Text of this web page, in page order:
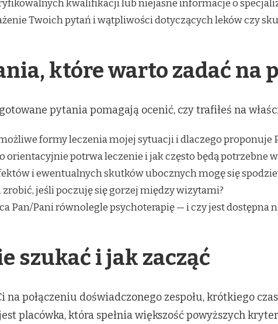
kwalifikacji lub niejasne informacje o
Twoich pytań i wątpliwości dotyczących leków czy
które warto zadać na
pytania pomagają ocenić, czy trafiłeś na
formy leczenia mojej sytuacji i dlaczego proponuje
orientacyjnie potrwa leczenie i jak często będą potrzebne
i ewentualnych skutków ubocznych mogę się
zrobić, jeśli poczuję się gorzej między wizytami?
Pan/Pani równolegle psychoterapię — i czy jest dostępna
szukać i jak zacząć
na połączeniu doświadczonego zespołu, krótkiego
placówka, która spełnia większość powyższych